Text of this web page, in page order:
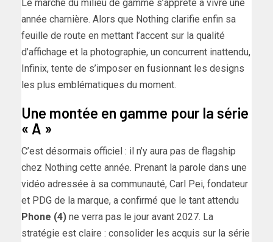
Le marché du milieu de gamme s’apprête à vivre une
année charnière. Alors que Nothing clarifie enfin sa
feuille de route en mettant l’accent sur la qualité
d’affichage et la photographie, un concurrent inattendu,
Infinix, tente de s’imposer en fusionnant les designs
les plus emblématiques du moment.
Une montée en gamme pour la série
« A »
C’est désormais officiel : il n’y aura pas de flagship
chez Nothing cette année. Prenant la parole dans une
vidéo adressée à sa communauté, Carl Pei, fondateur
et PDG de la marque, a confirmé que le tant attendu
Phone (4) ne verra pas le jour avant 2027. La
stratégie est claire : consolider les acquis sur la série